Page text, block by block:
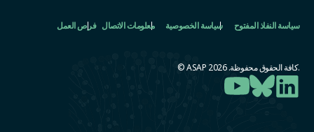
سياسة النفاذ المفتوح سياسة الخصوصية معلومات الاتصال فرص العمل
.كافة الحقوق محفوظة. ASAP 2026 ©